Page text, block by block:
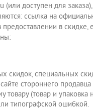
(или доступен для
ссылка на
в
скидок, специальных
стороннего
товару (товар и
типографской ошибкой.